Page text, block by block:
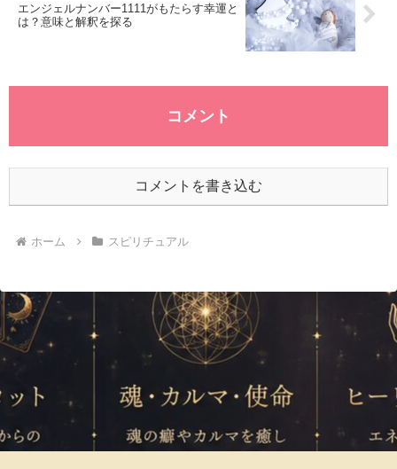
エンジェルナンバー1111がもたらす幸運と
は？意味と解釈を探る
コメント
コメントを書き込む
ホーム スピリチュアル